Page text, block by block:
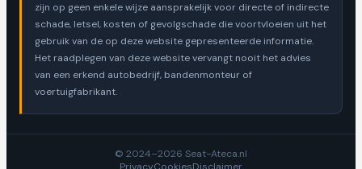
zijn op geen enkele wijze aansprakelijk voor directe of indirecte
schade, letsel, kosten of gevolgschade die voortvloeien uit het
gebruik van de op deze website gepresenteerde informatie.
Het raadplegen van deze website vervangt nooit het advies
van een erkend autobedrijf, bandenmonteur of
voertuigfabrikant.
© 2024–2026 Seat-Ateca.nl